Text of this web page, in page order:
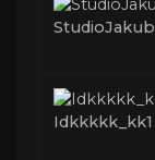
StudioJakub
Idkkkkk_kk1